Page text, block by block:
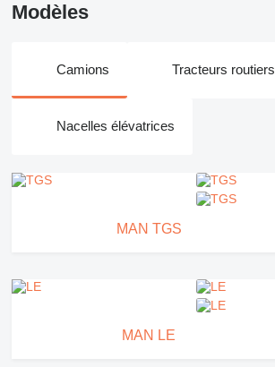
Modèles
Camions Tracteurs routiers
Nacelles élévatrices
MAN TGS
MAN LE